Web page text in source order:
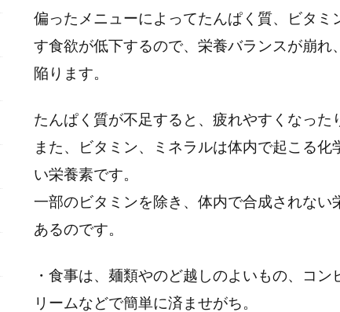
偏ったメニューによってたんぱく質、ビタ
す食欲が低下するので、栄養バランスが崩
陥ります。
たんぱく質が不足すると、疲れやすくなった
また、ビタミン、ミネラルは体内で起こる
い栄養素です。
一部のビタミンを除き、体内で合成されな
あるのです。
・食事は、麺類やのど越しのよいもの、コ
リームなどで簡単に済ませがち。